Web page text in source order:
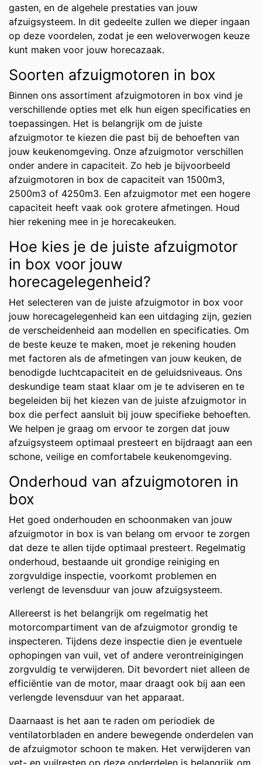
gasten, en de algehele prestaties van jouw
afzuigsysteem. In dit gedeelte zullen we dieper ingaan
op deze voordelen, zodat je een weloverwogen keuze
kunt maken voor jouw horecazaak.
Soorten afzuigmotoren in box
Binnen ons assortiment afzuigmotoren in box vind je
verschillende opties met elk hun eigen specificaties en
toepassingen. Het is belangrijk om de juiste
afzuigmotor te kiezen die past bij de behoeften van
jouw keukenomgeving. Onze afzuigmotor verschillen
onder andere in capaciteit. Zo heb je bijvoorbeeld
afzuigmotoren in box de capaciteit van 1500m3,
2500m3 of 4250m3. Een afzuigmotor met een hogere
capaciteit heeft vaak ook grotere afmetingen. Houd
hier rekening mee in je horecakeuken.
Hoe kies je de juiste afzuigmotor
in box voor jouw
horecagelegenheid?
Het selecteren van de juiste afzuigmotor in box voor
jouw horecagelegenheid kan een uitdaging zijn, gezien
de verscheidenheid aan modellen en specificaties. Om
de beste keuze te maken, moet je rekening houden
met factoren als de afmetingen van jouw keuken, de
benodigde luchtcapaciteit en de geluidsniveaus. Ons
deskundige team staat klaar om je te adviseren en te
begeleiden bij het kiezen van de juiste afzuigmotor in
box die perfect aansluit bij jouw specifieke behoeften.
We helpen je graag om ervoor te zorgen dat jouw
afzuigsysteem optimaal presteert en bijdraagt aan een
schone, veilige en comfortabele keukenomgeving.
Onderhoud van afzuigmotoren in
box
Het goed onderhouden en schoonmaken van jouw
afzuigmotor in box is van belang om ervoor te zorgen
dat deze te allen tijde optimaal presteert. Regelmatig
onderhoud, bestaande uit grondige reiniging en
zorgvuldige inspectie, voorkomt problemen en
verlengt de levensduur van jouw afzuigsysteem.
Allereerst is het belangrijk om regelmatig het
motorcompartiment van de afzuigmotor grondig te
inspecteren. Tijdens deze inspectie dien je eventuele
ophopingen van vuil, vet of andere verontreinigingen
zorgvuldig te verwijderen. Dit bevordert niet alleen de
efficiëntie van de motor, maar draagt ook bij aan een
verlengde levensduur van het apparaat.
Daarnaast is het aan te raden om periodiek de
ventilatorbladen en andere bewegende onderdelen van
de afzuigmotor schoon te maken. Het verwijderen van
vet- en vuilresten op deze onderdelen is belangrijk om